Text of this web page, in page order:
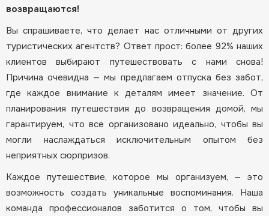
возвращаются!
Вы спрашиваете, что делает нас отличными от других
туристических агентств? Ответ прост: более 92% наших
клиентов выбирают путешествовать с нами снова!
Причина очевидна — мы предлагаем отпуска без забот,
где каждое внимание к деталям имеет значение. От
планирования путешествия до возвращения домой, мы
гарантируем, что все организовано идеально, чтобы вы
могли наслаждаться исключительным опытом без
неприятных сюрпризов.
Каждое путешествие, которое мы организуем, — это
возможность создать уникальные воспоминания. Наша
команда профессионалов заботится о том, чтобы вы